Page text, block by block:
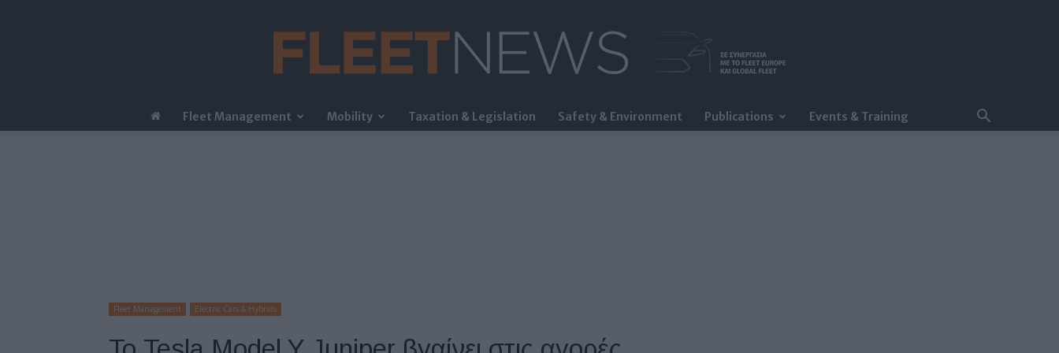
FleetNews
Fleet Management Mobility Taxation & Legislation Safety & Environment Publications Events & Training
Fleet Management Electric Cars & Hybrids